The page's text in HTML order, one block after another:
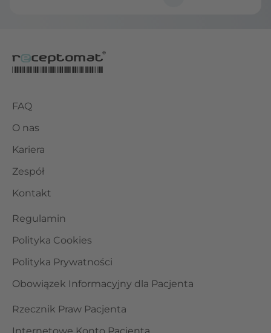
FAQ
O nas
Kariera
Zespół
Kontakt
Regulamin
Polityka Cookies
Polityka Prywatności
Obowiązek Informacyjny dla Pacjenta
Rzecznik Praw Pacjenta